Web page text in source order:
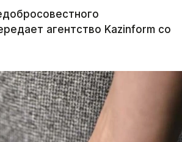
агентство Kazinform со